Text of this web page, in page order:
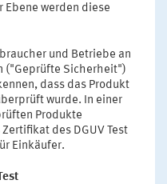
werden diese
und Betriebe an
("Geprüfte Sicherheit")
dass das Produkt
wurde. In einer
Produkte
des DGUV Test
Einkäufer.